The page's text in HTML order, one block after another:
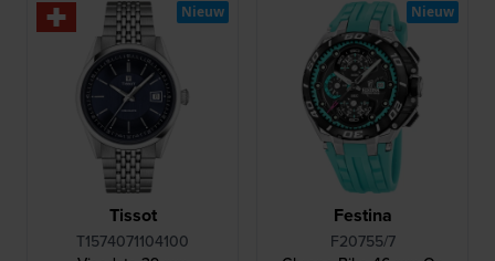
Tissot
T1574071104100
Nieuw
Festina
F20755/7
Nieuw